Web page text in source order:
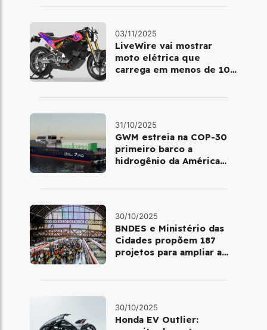
03/11/2025
LiveWire vai mostrar
moto elétrica que
carrega em menos de 10
31/10/2025
GWM estreia na COP-30
primeiro barco a
hidrogênio da América
30/10/2025
BNDES e Ministério das
Cidades propõem 187
projetos para ampliar a
30/10/2025
Honda EV Outlier: